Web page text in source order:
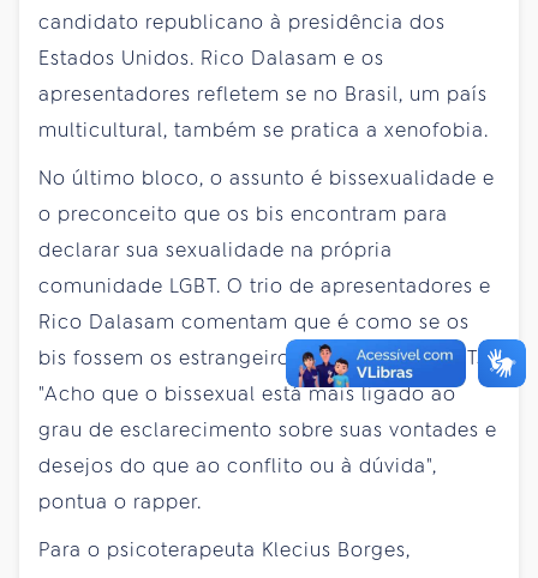
candidato republicano à presidência dos
Estados Unidos. Rico Dalasam e os
apresentadores refletem se no Brasil, um país
multicultural, também se pratica a xenofobia.
No último bloco, o assunto é bissexualidade e
o preconceito que os bis encontram para
declarar sua sexualidade na própria
comunidade LGBT. O trio de apresentadores e
Rico Dalasam comentam que é como se os
bis fossem os estrangeiros na terra dos LGBTs.
"Acho que o bissexual está mais ligado ao
grau de esclarecimento sobre suas vontades e
desejos do que ao conflito ou à dúvida",
pontua o rapper.
Para o psicoterapeuta Klecius Borges,